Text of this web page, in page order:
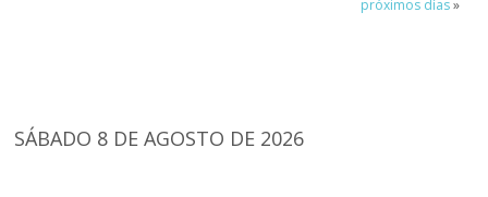
próximos días»
SÁBADO 8 DE AGOSTO DE 2026